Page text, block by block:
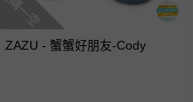
ZAZU - 蟹蟹好朋友-Cody